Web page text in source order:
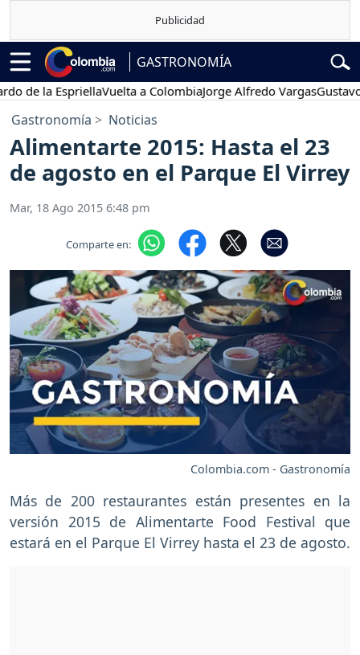
GASTRONOMÍA
la EspriellaVuelta a ColombiaJorge Alfredo VargasGustavo
Gastronomía Noticias
Alimentarte 2015: Hasta el 23
de agosto en el Parque El Virrey
Mar, 18 Ago 2015 6:48 pm
Comparte en:
Colombia.com - Gastronomía
Más de 200 restaurantes están presentes en la
versión 2015 de Alimentarte Food Festival que
estará en el Parque El Virrey hasta el 23 de agosto.